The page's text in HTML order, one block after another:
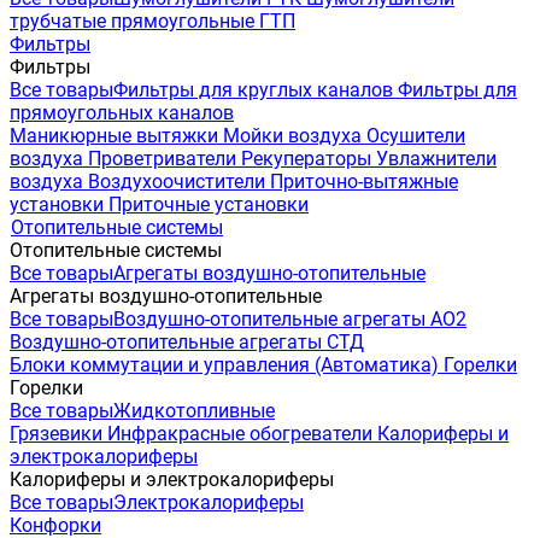
трубчатые прямоугольные ГТП
Фильтры
Фильтры
Все товарыФильтры для круглых каналов Фильтры для
прямоугольных каналов
Маникюрные вытяжки Мойки воздуха Осушители
воздуха Проветриватели Рекуператоры Увлажнители
воздуха Воздухоочистители Приточно-вытяжные
установки Приточные установки
Отопительные системы
Отопительные системы
Все товарыАгрегаты воздушно-отопительные
Агрегаты воздушно-отопительные
Все товарыВоздушно-отопительные агрегаты АО2
Воздушно-отопительные агрегаты СТД
Блоки коммутации и управления (Автоматика) Горелки
Горелки
Все товарыЖидкотопливные
Грязевики Инфракрасные обогреватели Калориферы и
электрокалориферы
Калориферы и электрокалориферы
Все товарыЭлектрокалориферы
Конфорки